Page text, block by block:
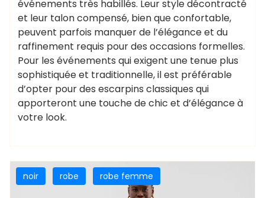
événements très habillés. Leur style décontracté
et leur talon compensé, bien que confortable,
peuvent parfois manquer de l’élégance et du
raffinement requis pour des occasions formelles.
Pour les événements qui exigent une tenue plus
sophistiquée et traditionnelle, il est préférable
d’opter pour des escarpins classiques qui
apporteront une touche de chic et d’élégance à
votre look.
noir robe robe femme